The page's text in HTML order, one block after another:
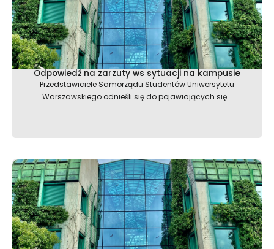
Odpowiedź na zarzuty ws sytuacji na kampusie
Przedstawiciele Samorządu Studentów Uniwersytetu
Warszawskiego odnieśli się do pojawiających się...